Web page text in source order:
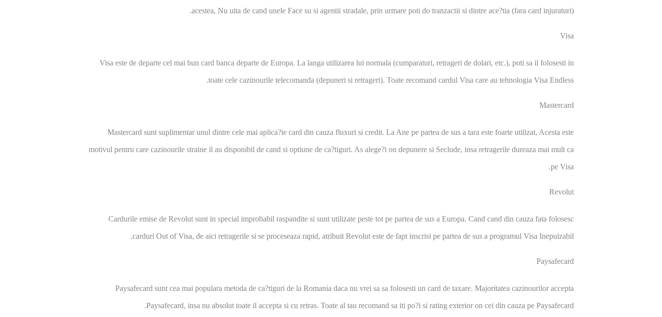
acestea, Nu uita de cand unele Face su si agentii stradale, prin urmare poti do tranzactii si dintre ace?tia (fara card injuraturi).
Visa
Visa este de departe cel mai bun card banca departe de Europa. La langa utilizarea lui normala (cumparaturi, retrageri de dolari, etc.), poti sa il folosesti in
toate cele cazinourile telecomanda (depuneri si retrageri). Toate recomand cardul Visa care au tehnologia Visa Endless.
Mastercard
Mastercard sunt suplimentar unul dintre cele mai aplica?ie card din cauza fluxuri si credit. La Ane pe partea de sus a tara este foarte utilizat, Acesta este
motivul pentru care cazinourile straine il au disponibil de cand si optiune de ca?tiguri. As alege?i on depunere si Seclude, insa retragerile dureaza mai mult ca
pe Visa.
Revolut
Cardurile emise de Revolut sunt in special improbabil raspandite si sunt utilizate peste tot pe partea de sus a Europa. Cand cand din cauza fata folosesc
carduri Out of Visa, de aici retragerile si se proceseaza rapid, atribuit Revolut este de fapt inscrisi pe partea de sus a programul Visa Inepuizabil.
Paysafecard
Paysafecard sunt cea mai populara metoda de ca?tiguri de la Romania daca nu vrei sa sa folosesti un card de taxare. Majoritatea cazinourilor accepta
Paysafecard, insa nu absolut toate il accepta si cu retras. Toate al tau recomand sa iti po?i si rating exterior on cei din cauza pe Paysafecard.